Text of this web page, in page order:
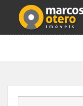
Início »Blog »piscina